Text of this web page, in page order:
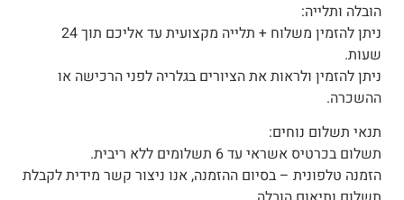
הובלה ותלייה:
ניתן להזמין משלוח + תלייה מקצועית עד אליכם תוך 24
שעות.
ניתן להזמין ולראות את הציורים בגלריה לפני הרכישה או
ההשכרה.
תנאי תשלום נוחים:
תשלום בכרטיס אשראי עד 6 תשלומים ללא ריבית.
הזמנה טלפונית – בסיום ההזמנה, אנו ניצור קשר מידית לקבלת